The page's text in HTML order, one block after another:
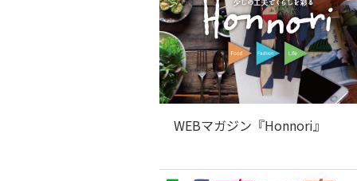
WEBマガジン『Honnori』